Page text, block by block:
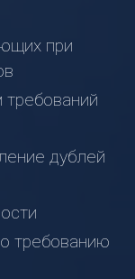
при
требований
дублей
требованию